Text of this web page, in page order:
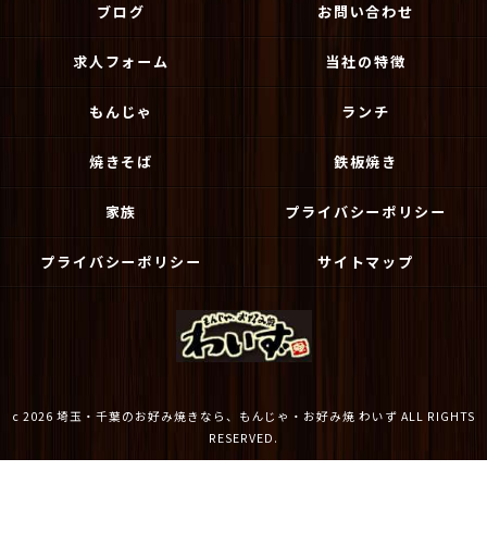
ブログ お問い合わせ
求人フォーム 当社の特徴
もんじゃ ランチ
焼きそば 鉄板焼き
家族 プライバシーポリシー
プライバシーポリシー サイトマップ
c 2026 埼玉・千葉のお好み焼きなら、もんじゃ・お好み焼 わいず ALL RIGHTS
RESERVED.